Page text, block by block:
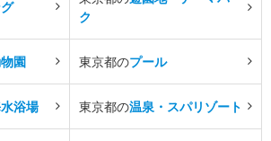
ク
園 東京都のプール
浴場 東京都の温泉・スパリゾート